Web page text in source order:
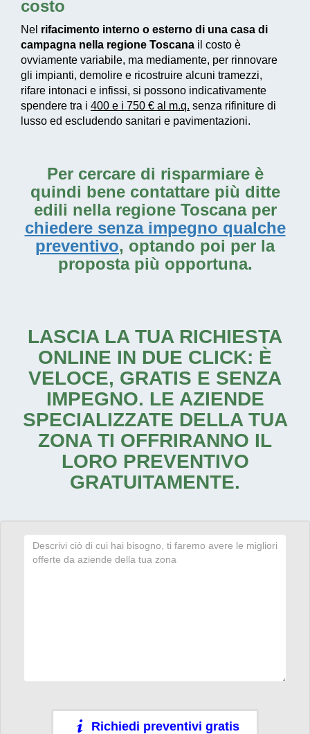
costo
Nel rifacimento interno o esterno di una casa di
campagna nella regione Toscana il costo è
ovviamente variabile, ma mediamente, per rinnovare
gli impianti, demolire e ricostruire alcuni tramezzi,
rifare intonaci e infissi, si possono indicativamente
spendere tra i 400 e i 750 € al m.q. senza rifiniture di
lusso ed escludendo sanitari e pavimentazioni.
Per cercare di risparmiare è
quindi bene contattare più ditte
edili nella regione Toscana per
chiedere senza impegno qualche
preventivo, optando poi per la
proposta più opportuna.
LASCIA LA TUA RICHIESTA
ONLINE IN DUE CLICK: È
VELOCE, GRATIS E SENZA
IMPEGNO. LE AZIENDE
SPECIALIZZATE DELLA TUA
ZONA TI OFFRIRANNO IL
LORO PREVENTIVO
GRATUITAMENTE.
Richiedi preventivi gratis